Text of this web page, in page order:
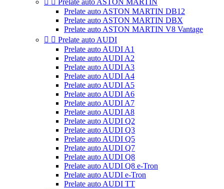
  Prelate auto ASTON MARTIN
Prelate auto ASTON MARTIN DB12
Prelate auto ASTON MARTIN DBX
Prelate auto ASTON MARTIN V8 Vantage
  Prelate auto AUDI
Prelate auto AUDI A1
Prelate auto AUDI A2
Prelate auto AUDI A3
Prelate auto AUDI A4
Prelate auto AUDI A5
Prelate auto AUDI A6
Prelate auto AUDI A7
Prelate auto AUDI A8
Prelate auto AUDI Q2
Prelate auto AUDI Q3
Prelate auto AUDI Q5
Prelate auto AUDI Q7
Prelate auto AUDI Q8
Prelate auto AUDI Q8 e-Tron
Prelate auto AUDI e-Tron
Prelate auto AUDI TT